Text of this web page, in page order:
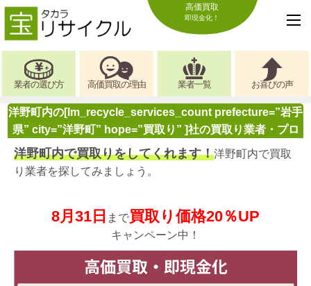
高価買取
即現金化！
業者の選び方 高価買取の理由 業者一覧 お喜びの声
洋野町内の[lm_recycle_services_count prefecture=”岩手
県” city=”洋野町” hope=”買取り” ]社の買取り業者・プロ
洋野町内で買取りをしてくれます！洋野町内で買取
り業者を探してみましょう。
8月31日 まで買取り価格20％UP
キャンペーン中！